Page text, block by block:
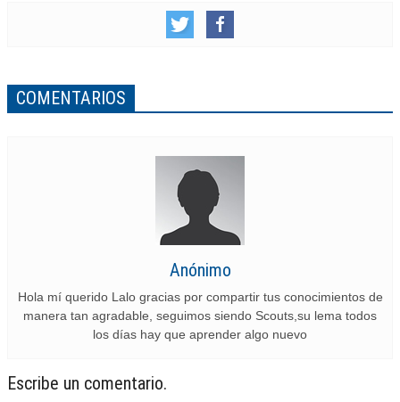
COMENTARIOS
Anónimo
Hola mí querido Lalo gracias por compartir tus conocimientos de
manera tan agradable, seguimos siendo Scouts,su lema todos
los días hay que aprender algo nuevo
Escribe un comentario.